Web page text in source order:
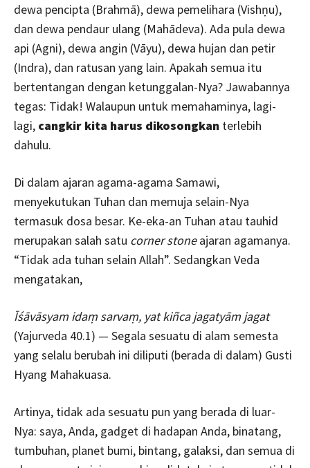
dewa pencipta (Brahmā), dewa pemelihara (Vishṇu),
dan dewa pendaur ulang (Mahādeva). Ada pula dewa
api (Agni), dewa angin (Vāyu), dewa hujan dan petir
(Indra), dan ratusan yang lain. Apakah semua itu
bertentangan dengan ketunggalan-Nya? Jawabannya
tegas: Tidak! Walaupun untuk memahaminya, lagi-
lagi, cangkir kita harus dikosongkan terlebih
dahulu.
Di dalam ajaran agama-agama Samawi,
menyekutukan Tuhan dan memuja selain-Nya
termasuk dosa besar. Ke-eka-an Tuhan atau tauhid
merupakan salah satu corner stoneajaran agamanya.
“Tidak ada tuhan selain Allah”. Sedangkan Veda
mengatakan,
Īśāvāsyam idaṃ sarvaṃ, yat kiñca jagatyām jagat
(Yajurveda 40.1) — Segala sesuatu di alam semesta
yang selalu berubah ini diliputi (berada di dalam) Gusti
Hyang Mahakuasa.
Artinya, tidak ada sesuatu pun yang berada di luar-
Nya: saya, Anda, gadget di hadapan Anda, binatang,
tumbuhan, planet bumi, bintang, galaksi, dan semua di